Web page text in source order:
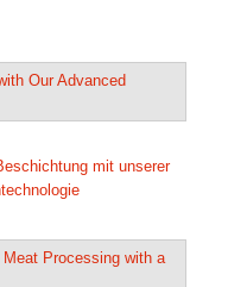
mit unserer